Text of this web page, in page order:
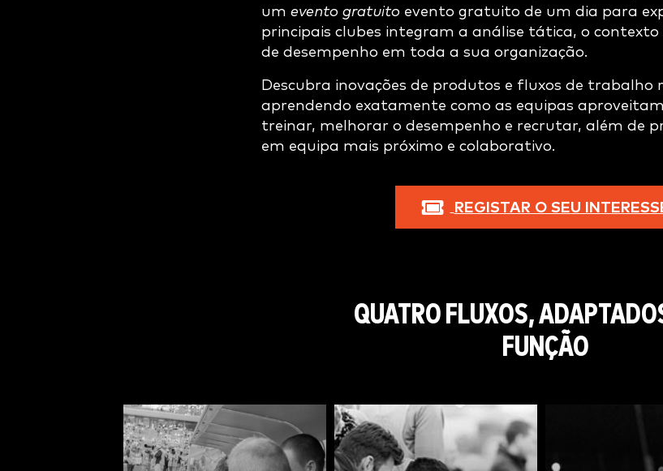
um evento gratuito evento gratuito de um dia para
principais clubes integram a análise tática, o contexto
de desempenho em toda a sua organização.
Descubra inovações de produtos e fluxos de trabalho
aprendendo exatamente como as equipas
treinar, melhorar o desempenho e recrutar, além de
em equipa mais próximo e colaborativo.
REGISTAR O SEU
QUATRO FLUXOS,
FUNÇÃO